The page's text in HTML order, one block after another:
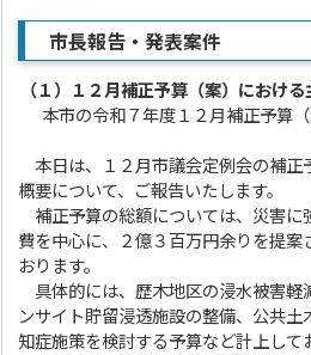
市長報告・発表案件
（１） １２月補正予算（案）におけ
本市の令和７年度１２月補正予算（
本日は、１２月市議会定例会の補正
概要について、ご報告いたします。
補正予算の総額については、災害に
費を中心に、２億３百万円余りを提案
おります。
具体的には、歴木地区の浸水被害軽
ンサイト貯留浸透施設の整備、公共
知症施策を検討する予算など計上して